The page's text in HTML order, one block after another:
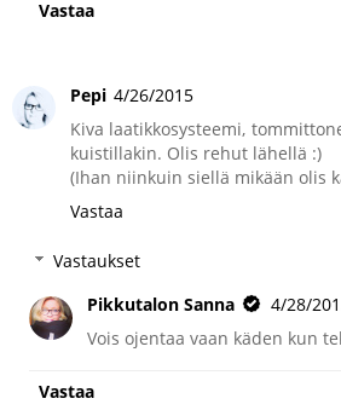
Vastaa
Pepi 4/26/2015
Kiva laatikkosysteemi,
kuistillakin. Olis rehut lähellä :)
(Ihan niinkuin siellä mikään olis
Vastaa
Vastaukset
Pikkutalon Sanna
4/28/
Vois ojentaa vaan käden kun
Vastaa